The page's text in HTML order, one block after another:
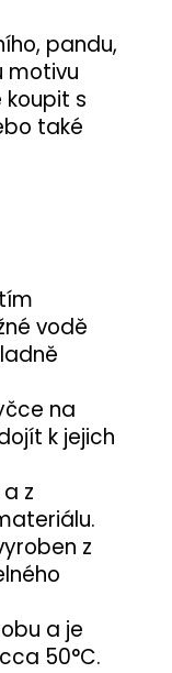
pandu,
motivu
koupit s
také
vodě
na
k jejich
z
z
a je
50°C.